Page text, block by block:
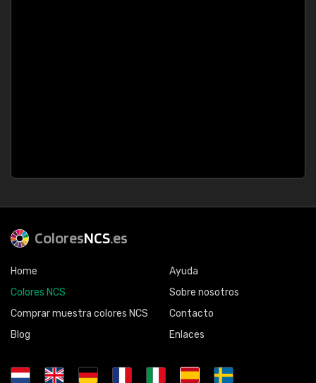
ColoresNCS.es
Home
Colores NCS
Comprar muestra colores NCS
Blog
Ayuda
Sobre nosotros
Contacto
Enlaces